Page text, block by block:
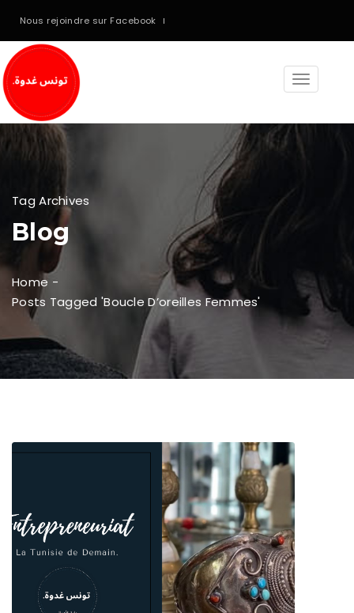
Nous rejoindre sur Facebook
Toggle
Tag Archives
Blog
Home -
Posts Tagged 'boucle D’oreilles Femmes'